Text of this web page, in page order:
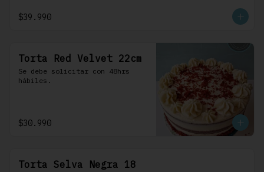
$39.990
Torta Red Velvet 22cm
Se debe solicitar con 48hrs
hábiles.
$30.990
Torta Selva Negra 18